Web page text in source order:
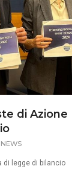
di Azione
NEWS
di legge di bilancio